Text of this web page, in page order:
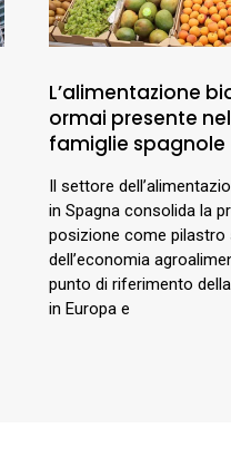
L’alimentazione
ormai presente
famiglie spagnole
Il settore
in Spagna consolida la
posizione come pilastro
dell’economia
punto di riferimento
in Europa e